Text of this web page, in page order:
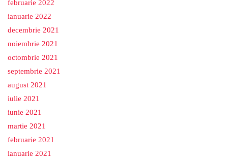
februarie 2022
ianuarie 2022
decembrie 2021
noiembrie 2021
octombrie 2021
septembrie 2021
august 2021
iulie 2021
iunie 2021
martie 2021
februarie 2021
ianuarie 2021